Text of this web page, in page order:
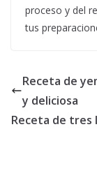
proceso y del
tus
Receta de
y deliciosa
Receta de tres